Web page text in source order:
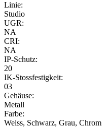
Linie:
Studio
UGR:
NA
CRI:
NA
IP-Schutz:
20
IK-Stossfestigkeit:
03
Gehäuse:
Metall
Farbe:
Weiss, Schwarz, Grau, Chrom